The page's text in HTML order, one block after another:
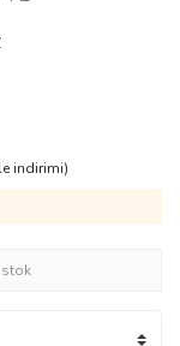
indirimi)
stok